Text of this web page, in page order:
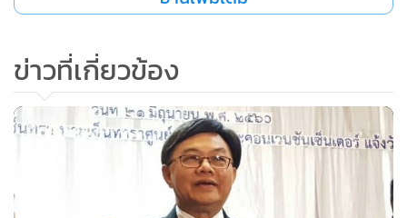
พิจารณาอย่างถี่ถ้วน ยืนยันว่า เป็นกฎหมายที่เปิดเผย ไม่มีอะไร
ปิดบังเลยทั้งฉบับเปิดให้เห็นหมด เวลาในการประชาพิจารณ์ไม่
น้อย เราจัดออนไลน์ประชาพิจารณ์มากว่า 20 วันแล้ว ทั้งไปเปิด
เวทีครบทั้งสี่ภาค ที่ผ่านมา ตนยังไม่เคยเห็นกฎหมายฉบับไหน
ข่าวที่เกี่ยวข้อง